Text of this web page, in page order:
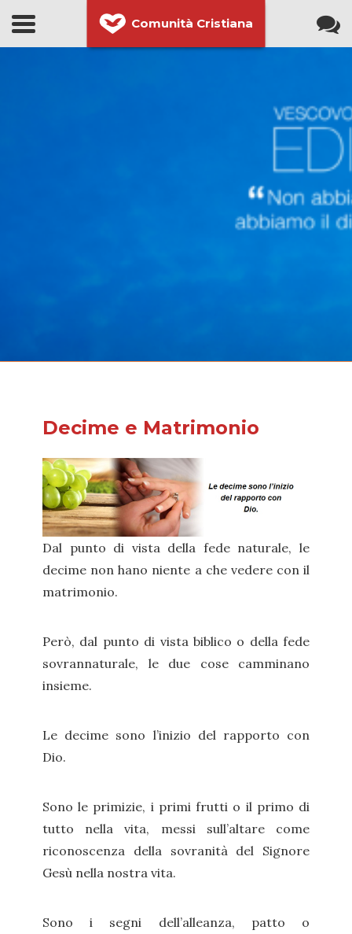
Comunità Cristiana
Decime e Matrimonio
Dal punto di vista della fede naturale, le
decime non hano niente a che vedere con il
matrimonio.
Però, dal punto di vista biblico o della fede
sovrannaturale, le due cose camminano
insieme.
Le decime sono l’inizio del rapporto con
Dio.
Sono le primizie, i primi frutti o il primo di
tutto nella vita, messi sull’altare come
riconoscenza della sovranità del Signore
Gesù nella nostra vita.
Sono i segni dell’alleanza, patto o